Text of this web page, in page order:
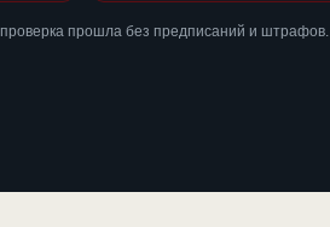
прошла без предписаний и штрафов.